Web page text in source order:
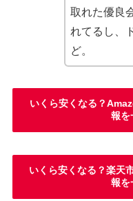
取れた優良
れてるし、
ど。
いくら安くなる？
報を
いくら安くなる？楽天
報を